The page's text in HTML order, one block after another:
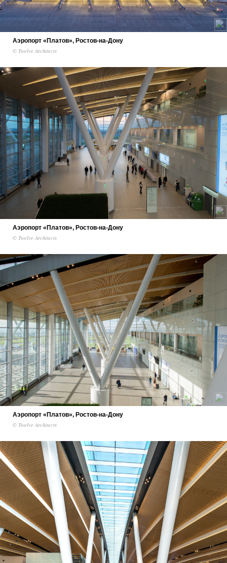
Аэропорт «Платов», Ростов-на-Дону
© Twelve Architects
Аэропорт «Платов», Ростов-на-Дону
© Twelve Architects
Аэропорт «Платов», Ростов-на-Дону
© Twelve Architects